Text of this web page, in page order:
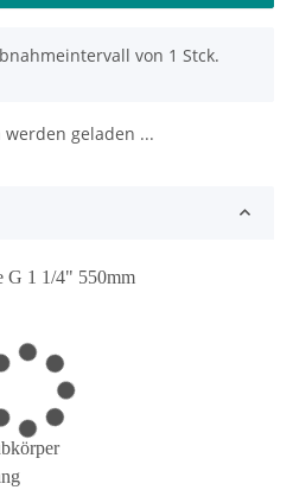
von 1 Stck.
geladen ...
G 1 1/4" 550mm